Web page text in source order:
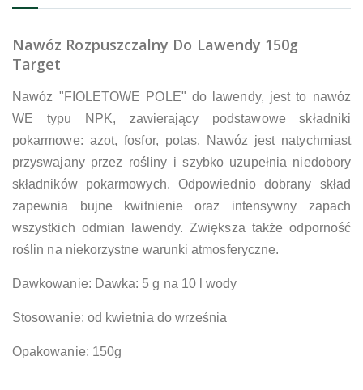
Nawóz Rozpuszczalny Do Lawendy 150g
Target
Nawóz "FIOLETOWE POLE" do lawendy, jest to nawóz
WE typu NPK, zawierający podstawowe składniki
pokarmowe: azot, fosfor, potas. Nawóz jest natychmiast
przyswajany przez rośliny i szybko uzupełnia niedobory
składników pokarmowych. Odpowiednio dobrany skład
zapewnia bujne kwitnienie oraz intensywny zapach
wszystkich odmian lawendy. Zwiększa także odporność
roślin na niekorzystne warunki atmosferyczne.
Dawkowanie: Dawka: 5 g na 10 l wody
Stosowanie: od kwietnia do września
Opakowanie: 150g